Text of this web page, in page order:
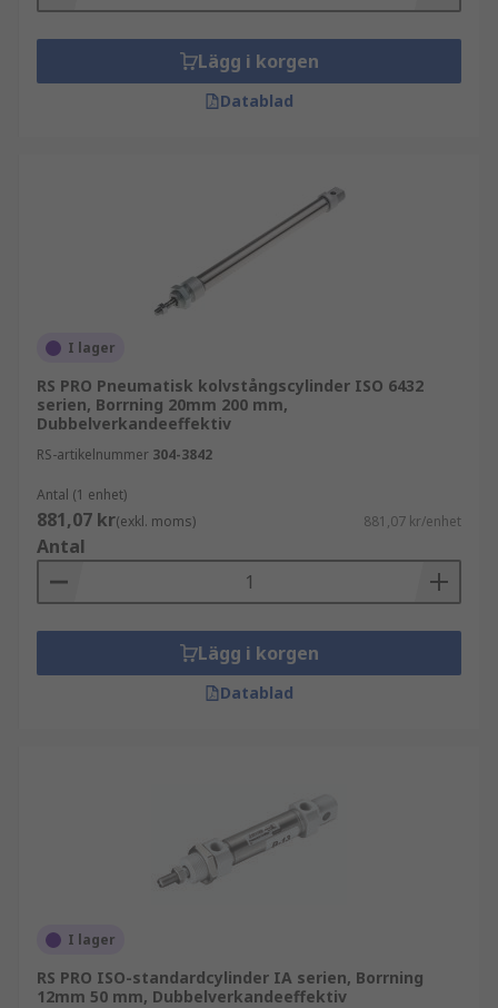
Lägg i korgen
Datablad
I lager
RS PRO Pneumatisk kolvstångscylinder ISO 6432
serien, Borrning 20mm 200 mm,
Dubbelverkandeeffektiv
RS-artikelnummer 304-3842
Antal (1 enhet)
881,07 kr(exkl. moms) 881,07 kr/enhet
Antal
Lägg i korgen
Datablad
I lager
RS PRO ISO-standardcylinder IA serien, Borrning
12mm 50 mm, Dubbelverkandeeffektiv